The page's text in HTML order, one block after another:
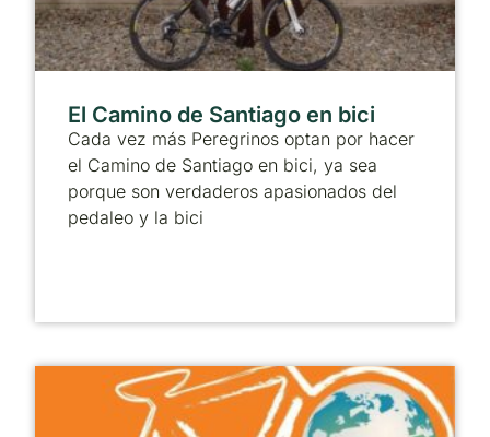
El Camino de Santiago en bici
Cada vez más Peregrinos optan por hacer
el Camino de Santiago en bici, ya sea
porque son verdaderos apasionados del
pedaleo y la bici